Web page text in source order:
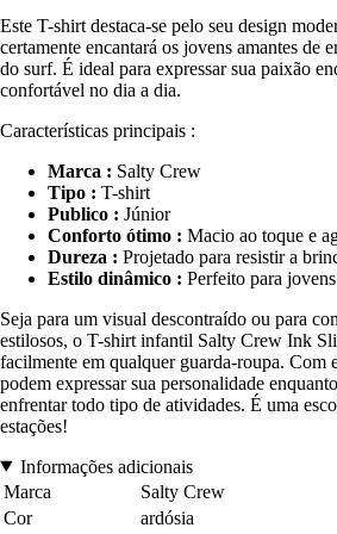
Este T-shirt destaca-se pelo seu design
certamente encantará os jovens amantes de
do surf. É ideal para expressar sua paixão
confortável no dia a dia.
Características principais :
Marca : Salty Crew
Tipo : T-shirt
Publico : Júnior
Conforto ótimo : Macio ao toque e
Dureza : Projetado para resistir a
Estilo dinâmico : Perfeito para
Seja para um visual descontraído ou para
estilosos, o T-shirt infantil Salty Crew Ink
facilmente em qualquer guarda-roupa. Com
podem expressar sua personalidade
enfrentar todo tipo de atividades. É uma
estações!
Informações adicionais
Marca
Salty Crew
Cor
ardósia